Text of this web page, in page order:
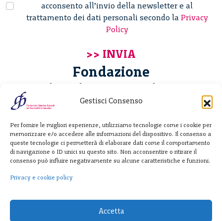
Gestisci Consenso
Per fornire le migliori esperienze, utilizziamo tecnologie come i cookie per
memorizzare e/o accedere alle informazioni del dispositivo. Il consenso a
queste tecnologie ci permetterà di elaborare dati come il comportamento
di navigazione o ID unici su questo sito. Non acconsentire o ritirare il
consenso può influire negativamente su alcune caratteristiche e funzioni.
Privacy e cookie policy
Accetta
acconsento all’invio della newsletter e al
trattamento dei dati personali secondo la Privacy
Policy
Fondazione
Giannino Bassetti ETS
20122 Milano - Italia
T. +39 02 781933
F. + 39 02 76392030
info@fondazionebassetti.org
p.i. 12520270153